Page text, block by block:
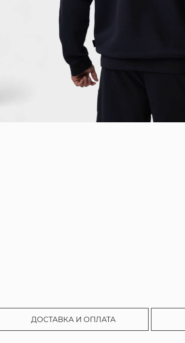
ДОСТАВКА И ОПЛАТА